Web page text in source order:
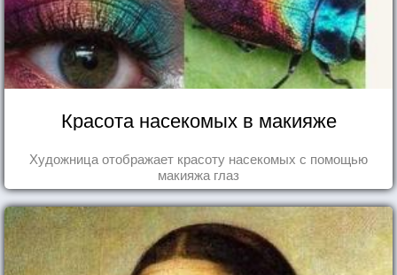
Красота насекомых в макияже
Художница отображает красоту насекомых с помощью
макияжа глаз